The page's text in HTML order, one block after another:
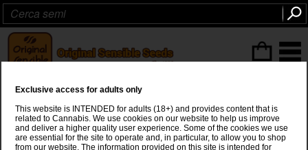
Ghost Train Power
Ghost Train HazexPellezino
Exclusive access for adults only
This website is INTENDED for adults (18+) and provides content that is
related to Cannabis. We use cookies on our website to help us improve
and deliver a higher quality user experience. Some of the cookies we use
are essential for the site to operate and, in particular, to allow you to shop
from our website. The information provided on this site is intended for